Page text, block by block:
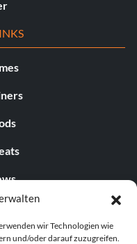
wir Technologien wie
und/oder darauf zuzugreifen.